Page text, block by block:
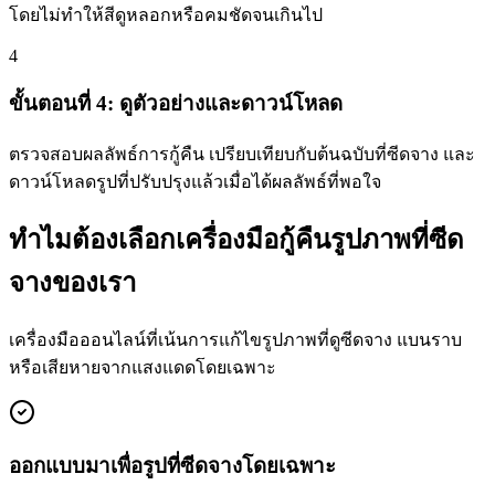
โดยไม่ทำให้สีดูหลอกหรือคมชัดจนเกินไป
4
ขั้นตอนที่ 4: ดูตัวอย่างและดาวน์โหลด
ตรวจสอบผลลัพธ์การกู้คืน เปรียบเทียบกับต้นฉบับที่ซีดจาง และ
ดาวน์โหลดรูปที่ปรับปรุงแล้วเมื่อได้ผลลัพธ์ที่พอใจ
ทำไมต้องเลือกเครื่องมือกู้คืนรูปภาพที่ซีด
จางของเรา
เครื่องมือออนไลน์ที่เน้นการแก้ไขรูปภาพที่ดูซีดจาง แบนราบ
หรือเสียหายจากแสงแดดโดยเฉพาะ
ออกแบบมาเพื่อรูปที่ซีดจางโดยเฉพาะ